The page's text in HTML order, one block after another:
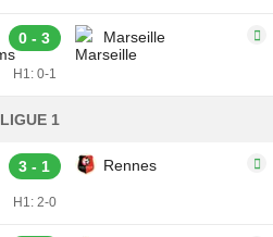
0 - 3 Marseille
H1: 0-1
LIGUE 1
3 - 1 Rennes
H1: 2-0